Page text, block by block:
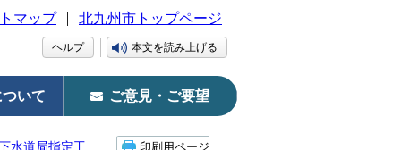
マップ 北九州市トップページ
ヘルプ 本文を読み上げる
ついて ご意見・ご要望
水道局指定工
印刷用ページ